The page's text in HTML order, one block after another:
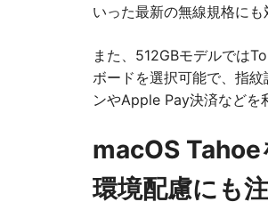
いった最新の無線規格にも
また、512GBモデルでは
ボードを選択可能で、指紋
ンやApple Pay決済などを
macOS Tahoe
環境配慮にも